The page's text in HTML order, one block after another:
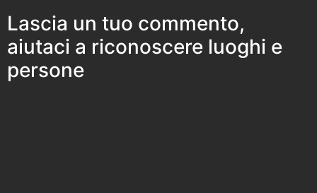
Lascia un tuo commento,
aiutaci a riconoscere luoghi e
persone